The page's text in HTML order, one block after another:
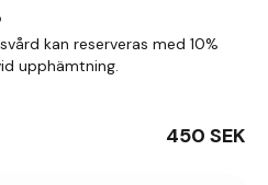
kan reserveras med 10%
upphämtning.
450 SEK